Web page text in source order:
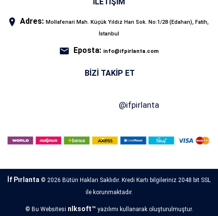
Adres: Mollafenari Mah. Küçük Yıldız Han Sok. No:1/28 (Edahan), Fatih,
İstanbul
Eposta: info@ifpirlanta.com
BIZI TAKIP ET
İf Pırlanta © 2026 Bütün Hakları Saklıdır. Kredi Kartı bilgileriniz 2048 bit SSL
ile korunmaktadır.
© Bu Websitesi nlksoft™ yazılımı kullanarak oluşturulmuştur.